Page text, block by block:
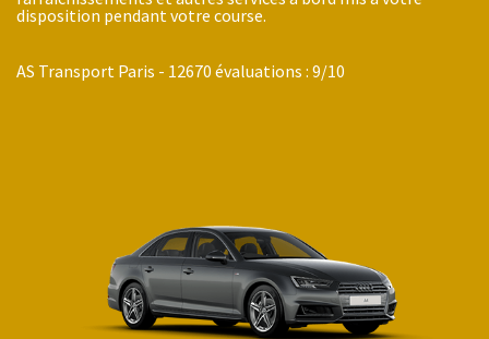
disposition pendant votre course.
AS Transport Paris - 12670 évaluations : 9/10